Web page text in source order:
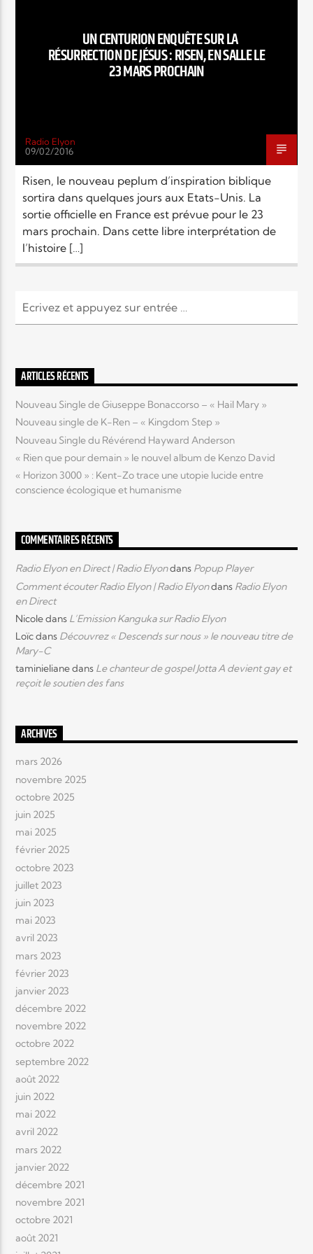
Radio Elyon
Elyon Rhema
Elyon Kids
UN CENTURION ENQUÊTE SUR LA
RÉSURRECTION DE JÉSUS : RISEN, EN SALLE LE
23 MARS PROCHAIN
Radio Elyon
09/02/2016
Risen, le nouveau peplum d’inspiration biblique
sortira dans quelques jours aux Etats-Unis. La
sortie officielle en France est prévue pour le 23
mars prochain. Dans cette libre interprétation de
l’histoire […]
ARTICLES RÉCENTS
Nouveau Single de Giuseppe Bonaccorso – « Hail Mary »
Nouveau single de K-Ren – « Kingdom Step »
Nouveau Single du Révérend Hayward Anderson
« Rien que pour demain » le nouvel album de Kenzo David
« Horizon 3000 » : Kent-Zo trace une utopie lucide entre
conscience écologique et humanisme
COMMENTAIRES RÉCENTS
Radio Elyon en Direct | Radio Elyondans Popup Player
Comment écouter Radio Elyon | Radio Elyondans Radio Elyon
en Direct
Nicoledans L’Emission Kanguka sur Radio Elyon
Loïcdans Découvrez « Descends sur nous » le nouveau titre de
Mary-C
taminielianedans Le chanteur de gospel Jotta A devient gay et
reçoit le soutien des fans
ARCHIVES
mars 2026
novembre 2025
octobre 2025
juin 2025
mai 2025
février 2025
octobre 2023
juillet 2023
juin 2023
mai 2023
avril 2023
mars 2023
février 2023
janvier 2023
décembre 2022
novembre 2022
octobre 2022
septembre 2022
août 2022
juin 2022
mai 2022
avril 2022
mars 2022
janvier 2022
décembre 2021
novembre 2021
octobre 2021
août 2021